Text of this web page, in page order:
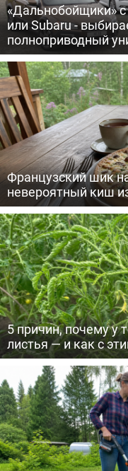
«Дальнобойщики» с
или Subaru -
полноприводный
Французский шик
невероятный киш
5 причин, почему у
листья — и как с